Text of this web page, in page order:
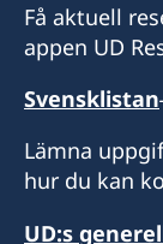
Få aktuell
appen UD
Svensklistan
Lämna
hur du kan
UD:s